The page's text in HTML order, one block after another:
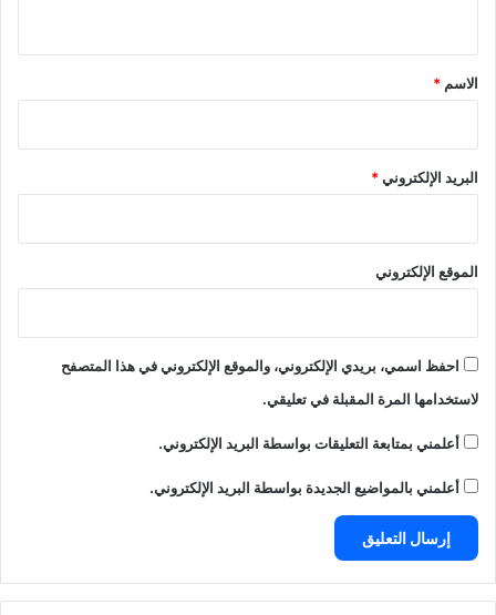
*
الاسم *
البريد الإلكتروني*
الموقع الإلكتروني
احفظ اسمي، بريدي الإلكتروني، والموقع الإلكتروني في هذا المتصفح
لاستخدامها المرة المقبلة في تعليقي.
أعلمني بمتابعة التعليقات بواسطة البريد الإلكتروني.
أعلمني بالمواضيع الجديدة بواسطة البريد الإلكتروني.